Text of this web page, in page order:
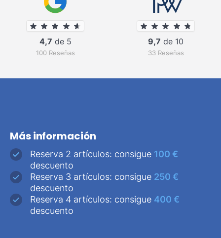
4,7 de 5
100 Reseñas
9,7 de 10
33 Reseñas
Más información
Reserva 2 artículos: consigue 100 €
descuento
Reserva 3 artículos: consigue 250 €
descuento
Reserva 4 artículos: consigue 400 €
descuento